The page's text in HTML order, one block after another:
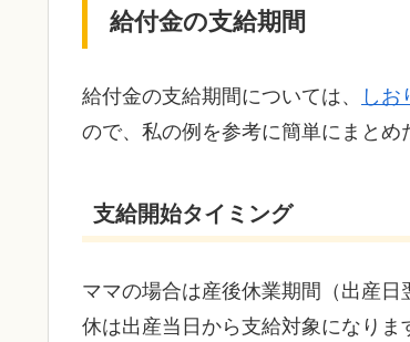
給付金の支給期間
給付金の支給期間については、 しお
ので、私の例を参考に簡単にまとめ
支給開始タイミング
ママの場合は産後休業期間（出産
休は出産当日から支給対象になり